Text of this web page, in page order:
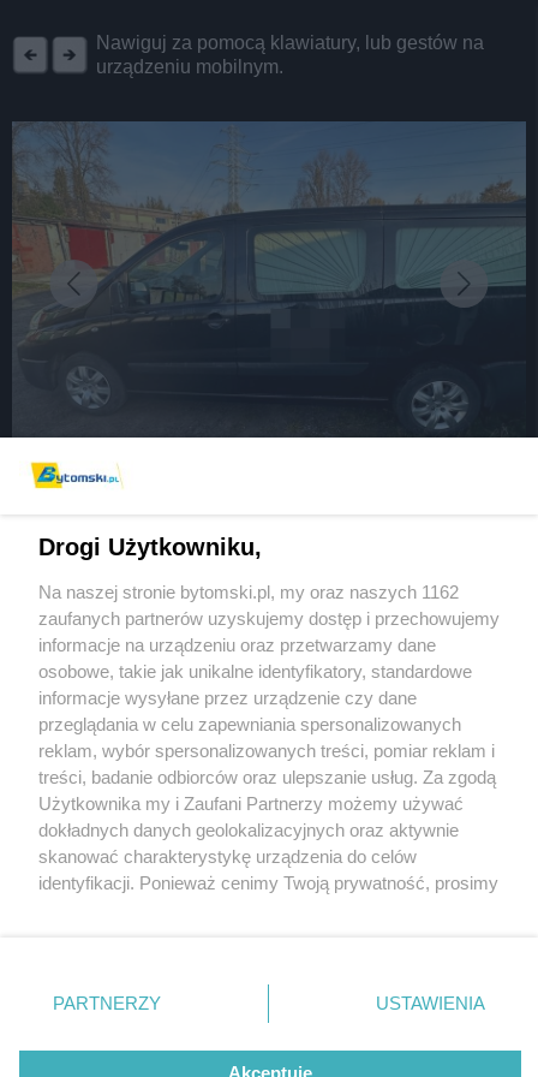
Nawiguj za pomocą klawiatury, lub gestów na
urządzeniu mobilnym.
nielegalnych papierosów. Sprawcy przewozili
1 / 7
160 tysiecy nielegalnych
papierosow sprawcy
przewozili kontrabande
karawanem 6
Bytomscy policjanci zwalczający przestępczość
sprawcy przewozili kontrabandę karawanem.
Wydawca mediów lokalnych
Nie zapomnij
zapoznać się z:
polityką prywatności regulamin korzystania z portali
Twojemiasto
Piekary Śląskie
Chorzów
Tarnowskie Góry
Gliwice
Skontakuj sięz nami
Kontakt
Wydawca
Pogoda
Drogi Użytkowniku,
Na naszej stronie bytomski.pl, my oraz naszych 1162
zaufanych partnerów uzyskujemy dostęp i przechowujemy
informacje na urządzeniu oraz przetwarzamy dane
osobowe, takie jak unikalne identyfikatory, standardowe
informacje wysyłane przez urządzenie czy dane
przeglądania w celu zapewniania spersonalizowanych
reklam, wybór spersonalizowanych treści, pomiar reklam i
treści, badanie odbiorców oraz ulepszanie usług. Za zgodą
Użytkownika my i Zaufani Partnerzy możemy używać
dokładnych danych geolokalizacyjnych oraz aktywnie
skanować charakterystykę urządzenia do celów
identyfikacji. Ponieważ cenimy Twoją prywatność, prosimy
prywatności znajdujący się w lewym dolnym rogu strony
. Niektóre rodzaje przetwarzania danych nie wymagają
zgody użytkownika, ale masz prawo sprzeciwić się
takiemu przetwarzaniu. Preferencje będą miały
PARTNERZY USTAWIENIA
Akceptuję